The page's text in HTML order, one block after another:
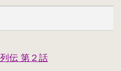
デ・ヴィルケ【223】
伝 第２話